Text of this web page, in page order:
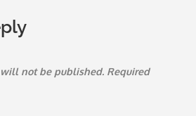
will not be published. Required